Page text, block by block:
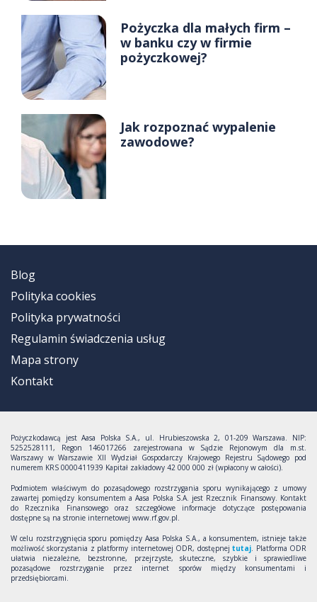
Pożyczka dla małych firm –
w banku czy w firmie
pożyczkowej?
Jak rozpoznać wypalenie
zawodowe?
Blog
Polityka cookies
Polityka prywatności
Regulamin świadczenia usług
Mapa strony
Kontakt
Pożyczkodawcą jest Aasa Polska S.A., ul. Hrubieszowska 2, 01-209 Warszawa. NIP:
5252528111, Regon 146017266 zarejestrowana w Sądzie Rejonowym dla m.st.
Warszawy w Warszawie XII Wydział Gospodarczy Krajowego Rejestru Sądowego pod
numerem KRS 0000411939 Kapitał zakładowy 42 000 000 zł (wpłacony w całości).
Podmiotem właściwym do pozasądowego rozstrzygania sporu wynikającego z umowy
zawartej pomiędzy konsumentem a Aasa Polska S.A. jest Rzecznik Finansowy. Kontakt
do Rzecznika Finansowego oraz szczegółowe informacje dotyczące postępowania
dostępne są na stronie internetowej www.rf.gov.pl.
W celu rozstrzygnięcia sporu pomiędzy Aasa Polska S.A., a konsumentem, istnieje także
możliwość skorzystania z platformy internetowej ODR, dostępnejtutaj. Platforma ODR
ułatwia niezależne, bezstronne, przejrzyste, skuteczne, szybkie i sprawiedliwe
pozasądowe rozstrzyganie przez internet sporów między konsumentami i
przedsiębiorcami.